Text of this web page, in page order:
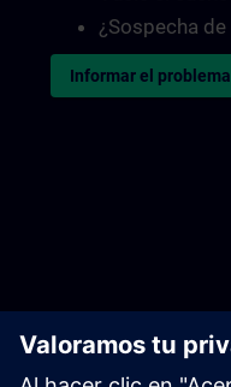
¿Sospecha
Informar el problema